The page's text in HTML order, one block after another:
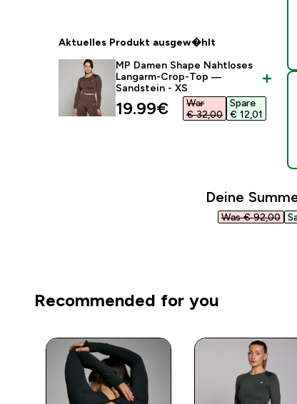
Aktuelles Produkt ausgew�hlt
MP Damen Shape Nahtloses
Langarm-Crop-Top —
Sandstein - XS
discounted price
19.99€‎
War
€ 32,00‎
Spare
€ 12,01‎
Deine
Was € 92,00‎
Recommended for you